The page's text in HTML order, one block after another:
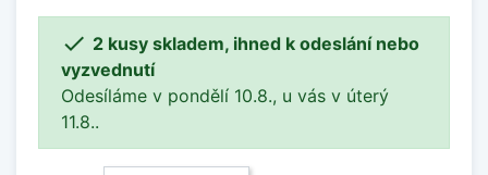
 2 kusy skladem, ihned k odeslání nebo
vyzvednutí
Odesíláme v pondělí 10.8., u vás v úterý
11.8..